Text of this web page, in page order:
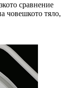
сравнение
човешкото тяло,